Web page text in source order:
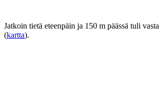
Jatkoin tietä eteenpäin ja 150 m päässä tuli
(kartta).